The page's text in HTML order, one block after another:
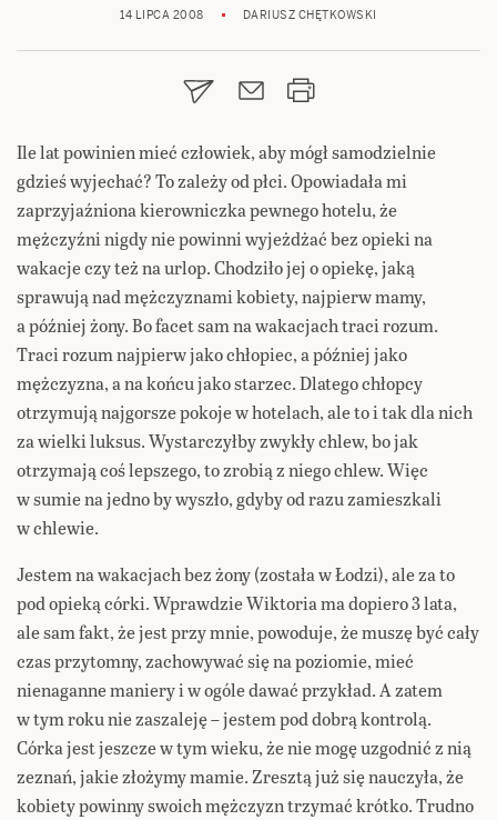
14 LIPCA 2008 DARIUSZ CHĘTKOWSKI
Ile lat powinien mieć człowiek, aby mógł samodzielnie
gdzieś wyjechać? To zależy od płci. Opowiadała mi
zaprzyjaźniona kierowniczka pewnego hotelu, że
mężczyźni nigdy nie powinni wyjeżdżać bez opieki na
wakacje czy też na urlop. Chodziło jej o opiekę, jaką
sprawują nad mężczyznami kobiety, najpierw mamy,
a później żony. Bo facet sam na wakacjach traci rozum.
Traci rozum najpierw jako chłopiec, a później jako
mężczyzna, a na końcu jako starzec. Dlatego chłopcy
otrzymują najgorsze pokoje w hotelach, ale to i tak dla nich
za wielki luksus. Wystarczyłby zwykły chlew, bo jak
otrzymają coś lepszego, to zrobią z niego chlew. Więc
w sumie na jedno by wyszło, gdyby od razu zamieszkali
w chlewie.
Jestem na wakacjach bez żony (została w Łodzi), ale za to
pod opieką córki. Wprawdzie Wiktoria ma dopiero 3 lata,
ale sam fakt, że jest przy mnie, powoduje, że muszę być cały
czas przytomny, zachowywać się na poziomie, mieć
nienaganne maniery i w ogóle dawać przykład. A zatem
w tym roku nie zaszaleję – jestem pod dobrą kontrolą.
Córka jest jeszcze w tym wieku, że nie mogę uzgodnić z nią
zeznań, jakie złożymy mamie. Zresztą już się nauczyła, że
kobiety powinny swoich mężczyzn trzymać krótko. Trudno